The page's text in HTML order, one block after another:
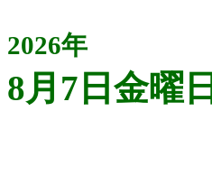
2026年
8月7日金曜日